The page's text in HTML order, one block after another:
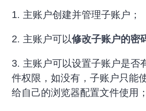
1. 主账户创建并管理子账户；
2. 主账户可以修改子账户的密
3. 主账户可以设置子账户是否
件权限，如没有，子账户只能
给自己的浏览器配置文件使用；